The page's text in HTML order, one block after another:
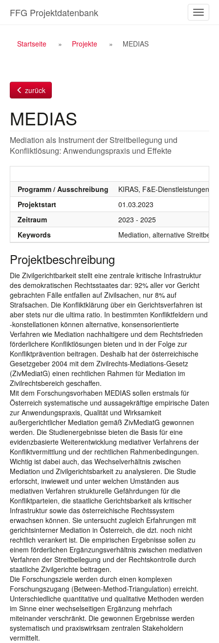
Inhalt
ein-/
FFG Projektdatenbank
Breadcrumb
Startseite Projekte MEDIAS
zurück
MEDIAS
Mediation als Instrument der Streitbeilegung und
Konfliktlösung: Anwendungspraxis und Effekte
Programm / Ausschreibung
KIRAS, F&E-Dienstleistungen,
Projektstart
01.03.2023
Zeitraum
2023 - 2025
Keywords
Mediation, alternative
Projektbeschreibung
Die Zivilgerichtbarkeit stellt eine zentrale kritische Infrastruktur
des demokratischen Rechtsstaates dar: 92% aller vor Gericht
gebrachten Fälle entfallen auf Zivilsachen, nur 8% auf
Strafsachen. Die Konfliktklärung über ein Gerichtsverfahren ist
aber stets nur die ultima ratio. In bestimmten Konfliktfeldern und
-konstellationen können alternative, konsensorientierte
Verfahren wie Mediation nachhaltigere und dem Rechtsfrieden
förderlichere Konfliktlösungen bieten und in der Folge zur
Konfliktprävention beitragen. Deshalb hat der österreichische
Gesetzgeber 2004 mit dem Zivilrechts-Mediations-Gesetz
(ZivMediatG) einen rechtlichen Rahmen für Mediation im
Zivilrechtsbereich geschaffen.
Mit dem Forschungsvorhaben MEDIAS sollen erstmals für
Österreich systematische und aussagekräftige empirische Daten
zur Anwendungspraxis, Qualität und Wirksamkeit
außergerichtlicher Mediation gemäß ZivMediatG gewonnen
werden. Die Studienergebnisse bieten die Basis für eine
evidenzbasierte Weiterentwicklung mediativer Verfahrens der
Konfliktvermittlung und der rechtlichen Rahmenbedingungen.
Wichtig ist dabei auch, das Wechselverhältnis zwischen
Mediation und Zivilgerichtsbarkeit zu analysieren. Die Studie
erforscht, inwieweit und unter welchen Umständen aus
mediativen Verfahren strukturelle Gefährdungen für die
Konfliktparteien, die staatliche Gerichtsbarkeit als kritischer
Infrastruktur sowie das österreichische Rechtssystem
erwachsen können. Sie untersucht zugleich Erfahrungen mit
gerichtsinterner Mediation in Österreich, die dzt. noch nicht
rechtlich verankert ist. Die empirischen Ergebnisse sollen zu
einem förderlichen Ergänzungsverhältnis zwischen mediativen
Verfahren der Streitbeilegung und der Rechtskontrolle durch
staatliche Zivilgerichte beitragen.
Die Forschungsziele werden durch einen komplexen
Forschungszugang (Between-Method-Triangulation) erreicht.
Unterschiedliche quantitative und qualitative Methoden werden
im Sinne einer wechselseitigen Ergänzung mehrfach
miteinander verschränkt. Die gewonnen Ergebnisse werden
systematisch und praxiswirksam zentralen Stakeholdern
vermittelt.